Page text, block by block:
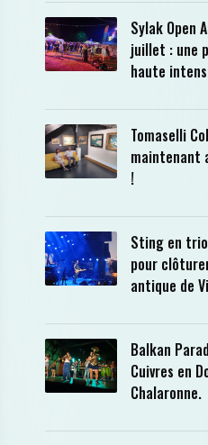
Sylak Open
juillet : une
haute
Tomaselli
maintenant
!
Sting en
pour
antique de
Balkan
Cuivres en
Chalaronne.